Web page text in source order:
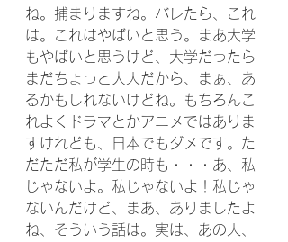
ね。捕まりますね。バレたら、これ
は。これはやばいと思う。まあ大学
もやばいと思うけど、大学だったら
まだちょっと大人だから、まぁ、あ
るかもしれないけどね。もちろんこ
れよくドラマとかアニメではありま
すけれども、日本でもダメです。た
だただ私が学生の時も・・・あ、私
じゃないよ。私じゃないよ！私じゃ
ないんだけど、まあ、ありましたよ
ね、そういう話は。実は、あの人、